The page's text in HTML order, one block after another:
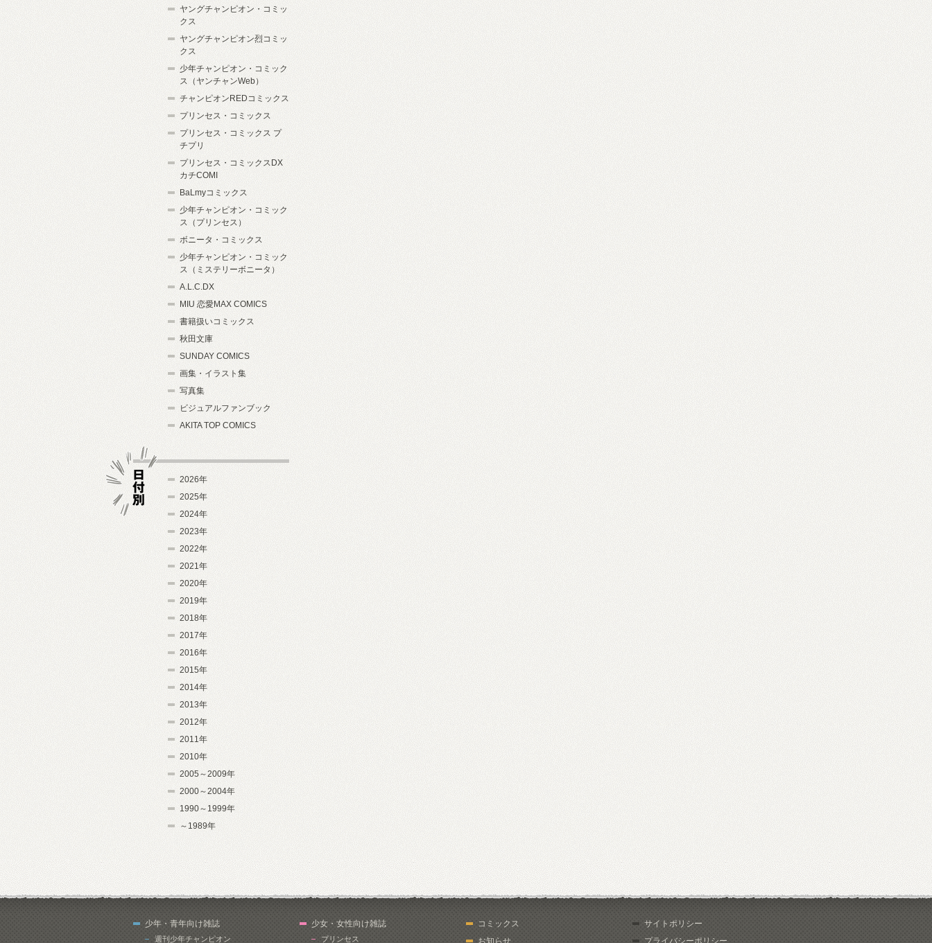
ヤングチャンピオン・コミッ
クス
ヤングチャンピオン烈コミッ
クス
少年チャンピオン・コミック
ス（ヤンチャンWeb）
チャンピオンREDコミックス
プリンセス・コミックス
プリンセス・コミックス プ
チプリ
プリンセス・コミックスDX
カチCOMI
BaLmyコミックス
少年チャンピオン・コミック
ス（プリンセス）
ボニータ・コミックス
少年チャンピオン・コミック
ス（ミステリーボニータ）
A.L.C.DX
MIU 恋愛MAX COMICS
書籍扱いコミックス
秋田文庫
SUNDAY COMICS
画集・イラスト集
写真集
ビジュアルファンブック
AKITA TOP COMICS
2026年
2025年
2024年
2023年
2022年
2021年
2020年
2019年
2018年
2017年
2016年
2015年
2014年
2013年
2012年
2011年
2010年
2005～2009年
2000～2004年
1990～1999年
～1989年
少年・青年向け雑誌
週刊少年チャンピオン
少女・女性向け雑誌
プリンセス
コミックス
お知らせ
サイトポリシー
プライバシーポリシー